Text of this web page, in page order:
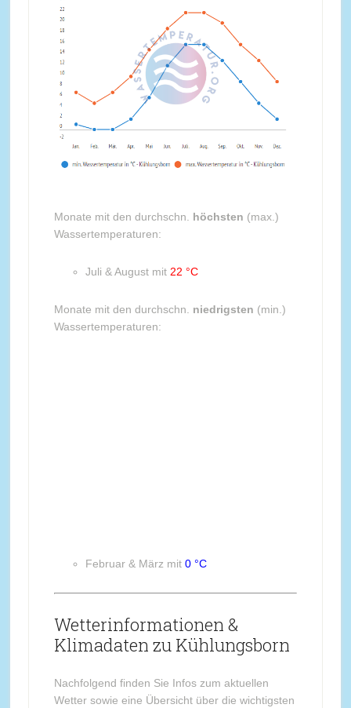
Monate mit den durchschn. höchsten (max.)
Wassertemperaturen:
Juli & August mit 22 °C
Monate mit den durchschn. niedrigsten (min.)
Wassertemperaturen:
Februar & März mit 0 °C
Wetterinformationen &
Klimadaten zu Kühlungsborn
Nachfolgend finden Sie Infos zum aktuellen
Wetter sowie eine Übersicht über die wichtigsten